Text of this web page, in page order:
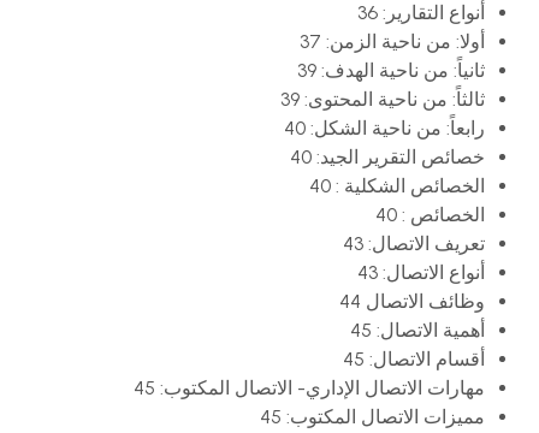
أنواع التقارير: 36
أولا: من ناحية الزمن: 37
ثانياً: من ناحية الهدف: 39
ثالثاً: من ناحية المحتوى: 39
رابعاً: من ناحية الشكل: 40
خصائص التقرير الجيد: 40
الخصائص الشكلية : 40
الخصائص : 40
تعريف الاتصال: 43
أنواع الاتصال: 43
وظائف الاتصال 44
أهمية الاتصال: 45
أقسام الاتصال: 45
مهارات الاتصال الإداري- الاتصال المكتوب: 45
مميزات الاتصال المكتوب: 45